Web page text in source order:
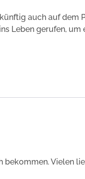
auch auf dem
Leben gerufen,
Vielen